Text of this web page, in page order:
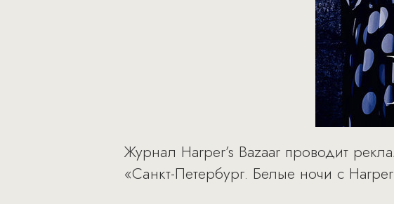
Журнал Harper’s Bazaar проводит
«Санкт-Петербург. Белые ночи с